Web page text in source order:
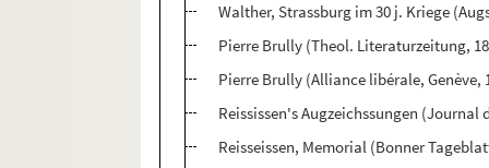
Walther, Strassburg im 30 j. Kriege
Pierre Brully (Theol. Literaturzeitung,
Pierre Brully (Alliance libérale, Genève,
Reississen's Augzeichssungen (Journal
Reisseissen, Memorial (Bonner